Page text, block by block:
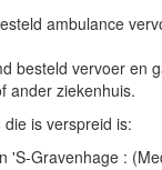
ambulance
besteld vervoer en
ander ziekenhuis.
is verspreid is:
'S-Gravenhage :